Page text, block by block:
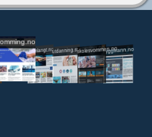
svomlangt.noutdanning.svomming.no
skolesvommen.notryggivann.no